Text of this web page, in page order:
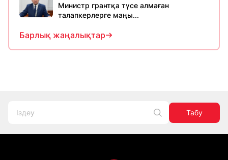
Министр грантқа түсе алмаған
талапкерлерге маңы...
Барлық жаңалықтар
Табу